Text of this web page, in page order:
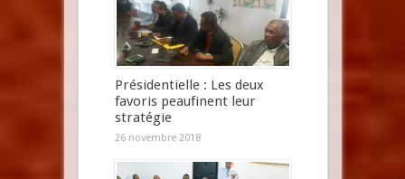
Présidentielle : Les deux
favoris peaufinent leur
stratégie
26 novembre 2018